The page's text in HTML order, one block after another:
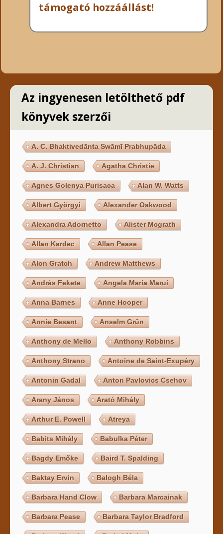
támogató hozzáállást!
Az ingyenesen letölthető pdf
könyvek szerzői
A. C. Bhaktivedānta Swāmī Prabhupāda
A. J. Christian Agatha Christie
Agnes Golenya Purisaca Alan W. Watts
Albert Györgyi Alexander Oakwood
Alexandra Adornetto Alister Mcgrath
Allan Kardec Allan Pease
Alon Gratch Andrew Matthews
András Fekete Angela Maria Marui
Anna Barnes Anne Hooper
Annie Besant Anselm Grün
Anthony de Mello Anthony Robbins
Anthony Strano Antoine de Saint-Exupéry
Antonin Gadal Anton Pavlovics Csehov
Arany János Arató Mihály
Arthur E. Powell Atreya
Babits Mihály Babulka Péter
Bagdy Emőke Baird T. Spalding
Baktay Ervin Balogh Béla
Barbara Hand Clow Barbara Marcainak
Barbara Pease Barbara Taylor Bradford